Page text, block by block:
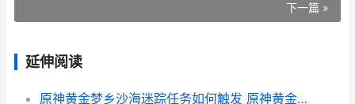
下一篇 »
延伸阅读
原神黄金梦乡沙海迷踪任务如何触发 原神黄金梦乡沙海迷踪位置